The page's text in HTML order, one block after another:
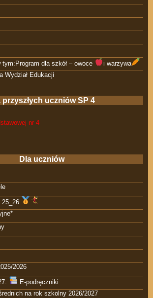
dla szkół – owoce
i warzywa
Wydział Edukacji
przyszłych uczniów SP 4
nr 4
Dla uczniów
2026
E-podręczniki
na rok szkolny 2026/2027